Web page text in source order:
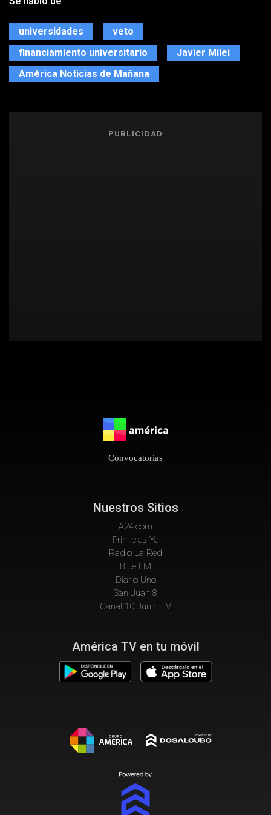
universidades
veto
financiamiento universitario
Javier Milei
América Noticias de Mañana
PUBLICIDAD
Convocatorias
Nuestros Sitios
A24.com
Primicias Ya
Radio La Red
Blue FM
Diario Uno
San Juan 8
Canal 10 Junin TV
América TV en tu móvil